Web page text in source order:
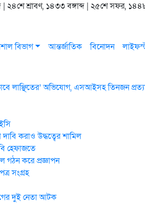
২৪শে শ্রাবণ, ১৪৩৩ বঙ্গাব্দ | ২৫শে সফর,
বিভাগ আন্তর্জাতিক বিনোদন
লাঞ্ছিতের’ অভিযোগ, এসআইসহ তিনজন
করাও উদ্ধত্বের শামিল
হেফাজতে
গঠন করে প্রজ্ঞাপন
সংগ্রহ
দুই নেতা আটক